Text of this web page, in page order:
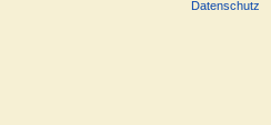
Datenschutz